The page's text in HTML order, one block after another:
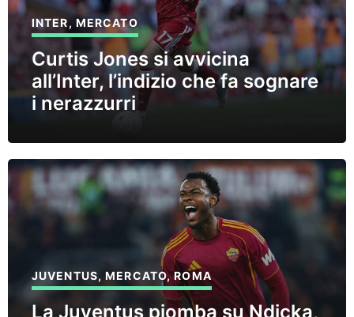
INTER, MERCATO
Curtis Jones si avvicina
all’Inter, l’indizio che fa sognare
i nerazzurri
JUVENTUS,MERCATO,ROMA
La Juventus piomba su Ndicka,